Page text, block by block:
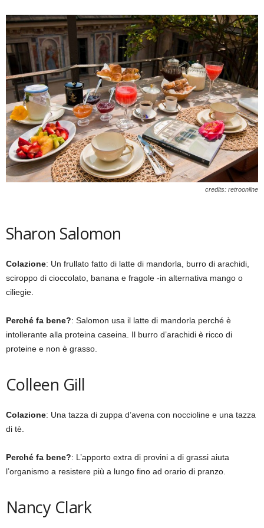
credits: retroonline
Sharon Salomon
Colazione: Un frullato fatto di latte di mandorla, burro di arachidi,
sciroppo di cioccolato, banana e fragole -in alternativa mango o
ciliegie.
Perché fa bene?: Salomon usa il latte di mandorla perché è
intollerante alla proteina caseina. Il burro d’arachidi è ricco di
proteine e non è grasso.
Colleen Gill
Colazione: Una tazza di zuppa d’avena con noccioline e una tazza
di tè.
Perché fa bene?: L’apporto extra di provini a di grassi aiuta
l’organismo a resistere più a lungo fino ad orario di pranzo.
Nancy Clark